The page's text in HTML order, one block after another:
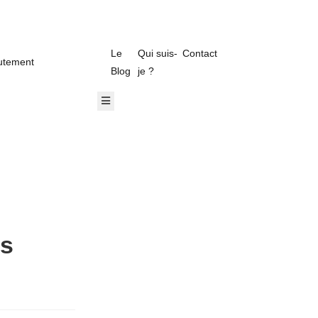
Le
Blog
Qui suis-
je ?
Contact
Hamburger Toggle Menu